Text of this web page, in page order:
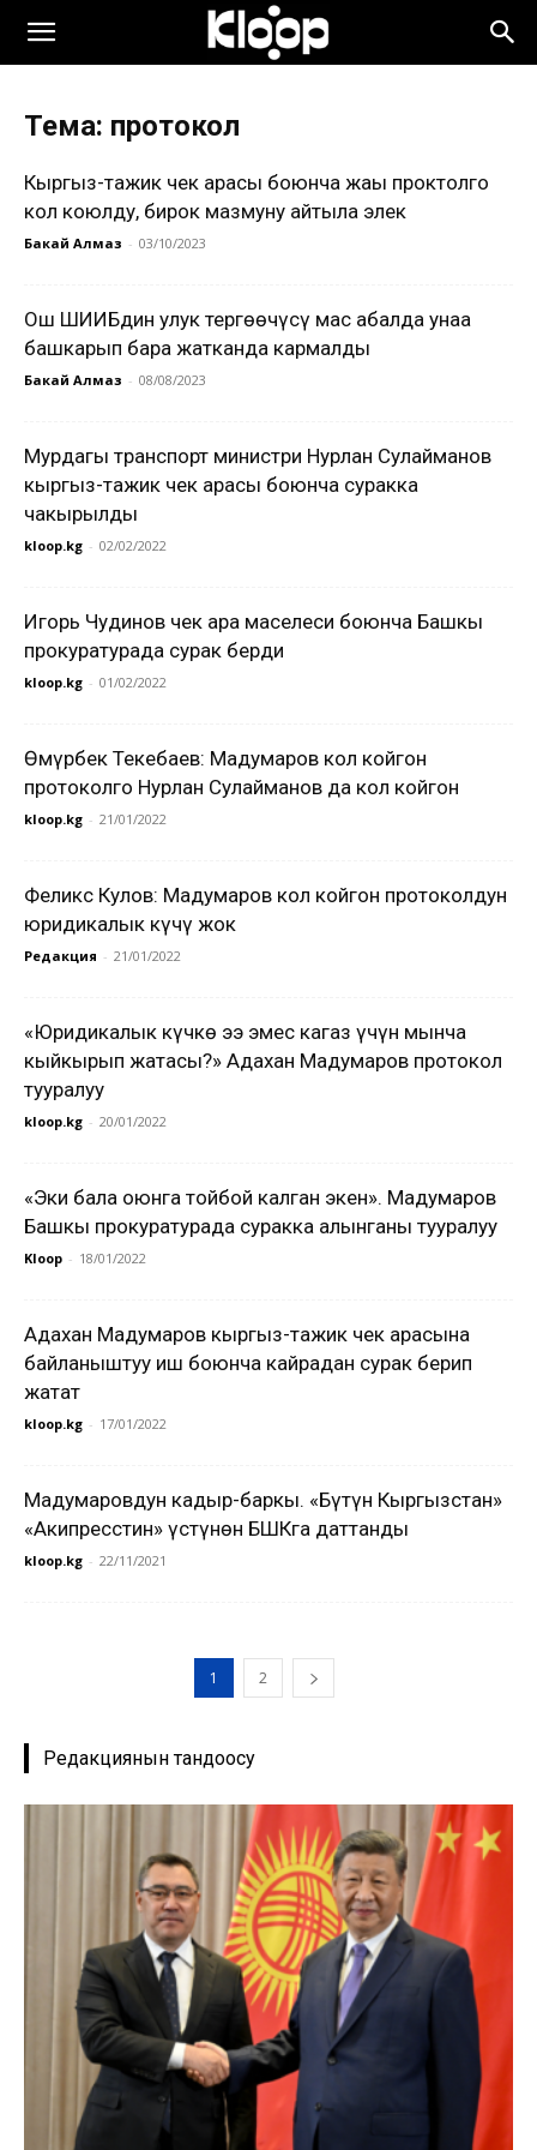
Тема: протокол
Кыргыз-тажик чек арасы боюнча жаңы проктолго
кол коюлду, бирок мазмуну айтыла элек
Бакай Алмаз - 03/10/2023
Ош ШИИБдин улук тергөөчүсү мас абалда унаа
башкарып бара жатканда кармалды
Бакай Алмаз - 08/08/2023
Мурдагы транспорт министри Нурлан Сулайманов
кыргыз-тажик чек арасы боюнча суракка
чакырылды
kloop.kg - 02/02/2022
Игорь Чудинов чек ара маселеси боюнча Башкы
прокуратурада сурак берди
kloop.kg - 01/02/2022
Өмүрбек Текебаев: Мадумаров кол койгон
протоколго Нурлан Сулайманов да кол койгон
kloop.kg - 21/01/2022
Феликс Кулов: Мадумаров кол койгон протоколдун
юридикалык күчү жок
Редакция - 21/01/2022
«Юридикалык күчкө ээ эмес кагаз үчүн мынча
кыйкырып жатасың?» Адахан Мадумаров протокол
тууралуу
kloop.kg - 20/01/2022
«Эки бала оюнга тойбой калган экен». Мадумаров
Башкы прокуратурада суракка алынганы тууралуу
Kloop - 18/01/2022
Адахан Мадумаров кыргыз-тажик чек арасына
байланыштуу иш боюнча кайрадан сурак берип
жатат
kloop.kg - 17/01/2022
Мадумаровдун кадыр-баркы. «Бүтүн Кыргызстан»
«Акипресстин» үстүнөн БШКга даттанды
kloop.kg - 22/11/2021
1 2
Редакциянын тандоосу